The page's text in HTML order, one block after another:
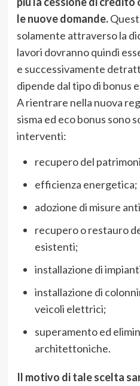
le nuove domande.
solamente attraverso la
lavori dovranno quindi
e successivamente
dipende dal tipo di bonus
A rientrare nella nuova
sisma ed eco bonus sono
interventi:
recupero del
efficienza energetica;
adozione di misure
recupero o restauro
esistenti;
installazione di
installazione di
veicoli elettrici;
superamento ed
architettoniche.
Il motivo di tale scelta